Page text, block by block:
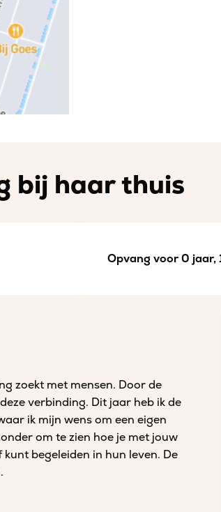
bij haar thuis
Opvang voor 0 jaar,
zoekt met mensen. Door de
verbinding. Dit jaar heb ik de
ik mijn wens om een eigen
om te zien hoe je met jouw
begeleiden in hun leven. De